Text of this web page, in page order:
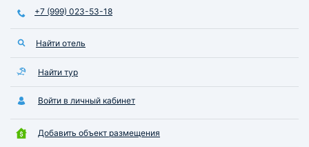
ценили наличие кухни, что
позволило нам готовить
некоторые собственные блюда.
Персонал приносил нам завтрак в
номер, что стало нашим
маленьким утренним ритуалом.
Рекомендуем всем, кто
+7 (999) 023-53-18
Найти отель
Найти тур
Войти в личный кабинет
Добавить объект размещения